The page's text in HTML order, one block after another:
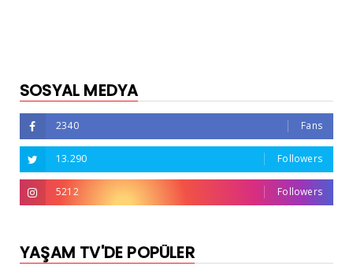
SOSYAL MEDYA
2340 Fans
13.290 Followers
5212 Followers
YAŞAM TV'DE POPÜLER